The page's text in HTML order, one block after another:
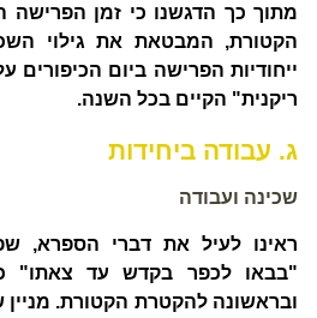
מתוך כך הדגשנו כי זמן
הקטורת, המבטאת את גילוי
ייחודיות הפרישה ביום הכיפורים
ריקנית" הקיים בכל השנה.
ג. עבודה ביחידות
שכינה ועבודה
ראינו לעיל את דברי הספרא,
"בבאו לכפר בקדש עד צאתו"
ובראשונה להקטרת הקטורת.